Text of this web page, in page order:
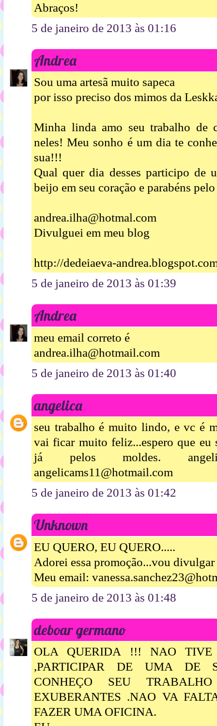
Abraços!
5 de janeiro de 2013 às 01:16
Andrea
Sou uma artesã muito sapeca
por isso preciso dos mimos da
Minha linda amo seu trabalho de
neles! Meu sonho é um dia te
sua!!!
Qual quer dia desses participo de
beijo em seu coração e parabéns
andrea.ilha@hotmal.com
Divulguei em meu blog
http://dedeiaeva-
5 de janeiro de 2013 às 01:39
Andrea
meu email correto é
andrea.ilha@hotmail.com
5 de janeiro de 2013 às 01:40
angelica
seu trabalho é muito lindo, e vc é
vai ficar muito feliz...espero que eu
já pelos moldes.
angelicams11@hotmail.com
5 de janeiro de 2013 às 01:42
Unknown
EU QUERO, EU QUERO.....
Adorei essa promoção...vou
Meu email:
5 de janeiro de 2013 às 01:48
deboar germano
OLA QUERIDA !!! NAO TIVE
,PARTICIPAR DE UMA DE
CONHEÇO SEU
EXUBERANTES .NAO VA
FAZER UMA OFICINA.